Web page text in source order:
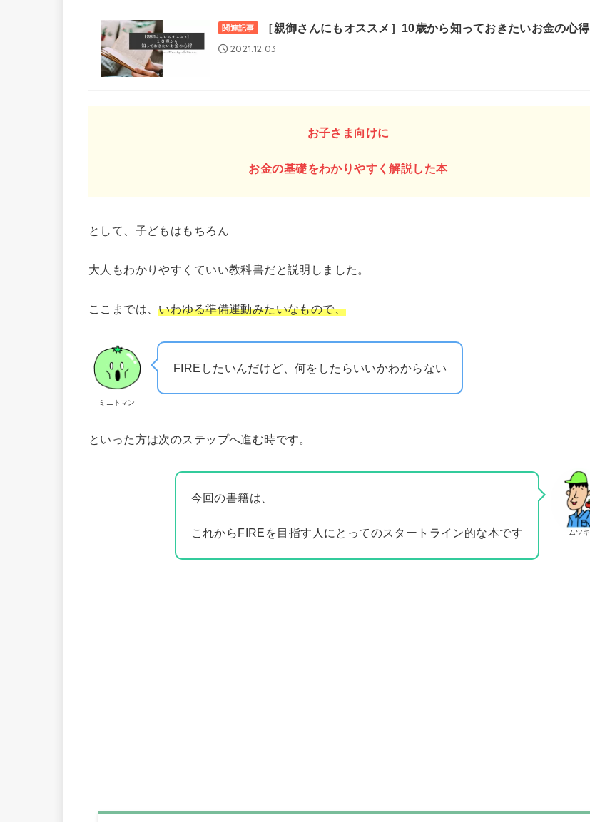
関連記事 ［親御さんにもオススメ］10歳から知っておきたいお金の心得
2021.12.03
お子さま向けに
お金の基礎をわかりやすく解説した本
として、子どもはもちろん
大人もわかりやすくていい教科書だと説明しました。
ここまでは、いわゆる準備運動みたいなもので、
ミニトマン
FIREしたいんだけど、何をしたらいいかわからない
といった方は次のステップへ進む時です。
ムツキ
今回の書籍は、
これからFIREを目指す人にとってのスタートライン的な本です